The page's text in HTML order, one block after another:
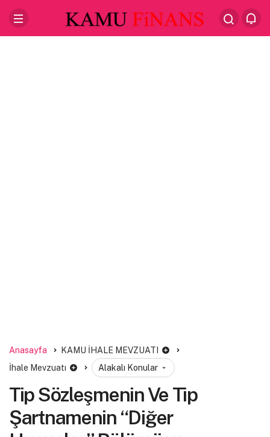
Anasayfa
KAMU İHALE MEVZUATI
İhale Mevzuatı
Alakalı Konular
Tip Sözleşmenin Ve Tip
Şartnamenin “Diğer